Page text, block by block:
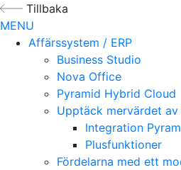
Tillbaka
MENU
Affärssystem / ERP
Business Studio
Nova Office
Pyramid Hybrid Cloud
Upptäck mervärdet av
Integration
Plusfunktioner
Fördelarna med ett